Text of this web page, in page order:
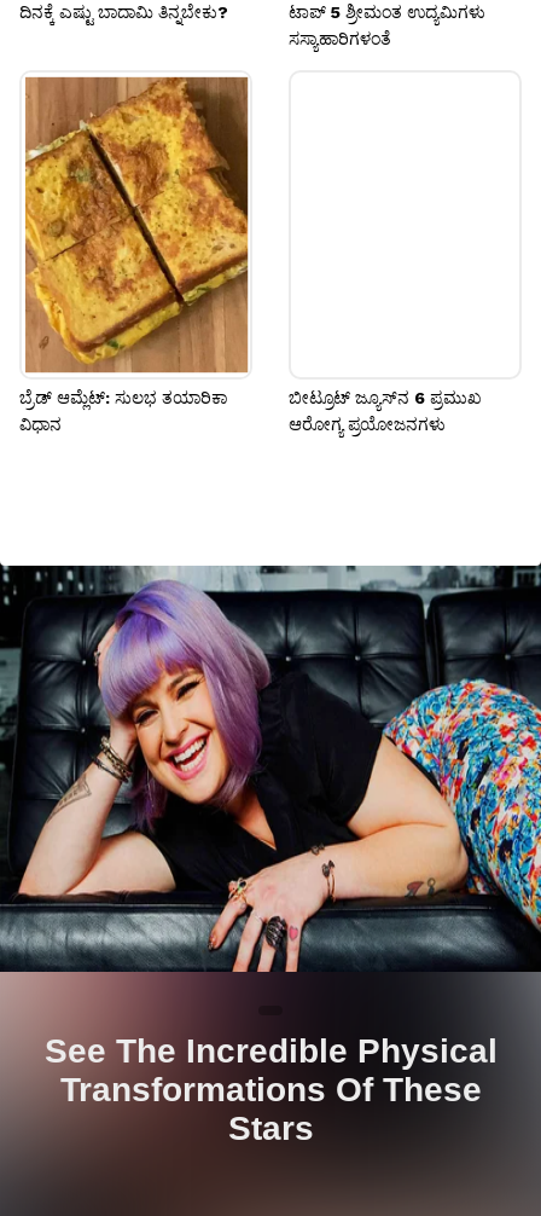
ದಿನಕ್ಕೆ ಎಷ್ಟು ಬಾದಾಮಿ ತಿನ್ನಬೇಕು?
ಟಾಪ್ 5 ಶ್ರೀಮಂತ ಉದ್ಯಮಿಗಳು
ಸಸ್ಯಾಹಾರಿಗಳಂತೆ
ಬ್ರೆಡ್ ಆಮ್ಲೆಟ್: ಸುಲಭ ತಯಾರಿಕಾ
ವಿಧಾನ
ಬೀಟ್ರೂಟ್ ಜ್ಯೂಸ್‌ನ 6 ಪ್ರಮುಖ
ಆರೋಗ್ಯ ಪ್ರಯೋಜನಗಳು